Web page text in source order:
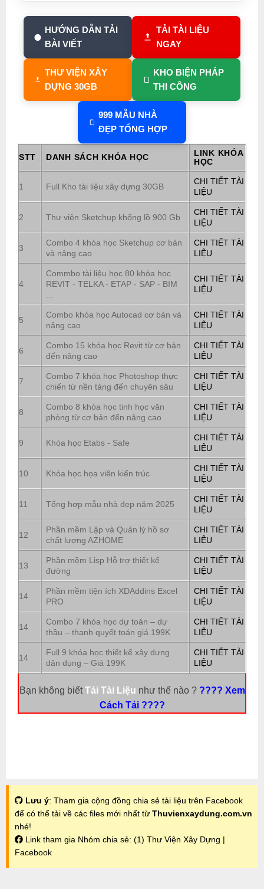
HƯỚNG DẪN TẢI
BÀI VIẾT
TẢI TÀI LIỆU
NGAY
THƯ VIỆN XÂY
DỰNG 30GB
KHO BIỆN PHÁP
THI CÔNG
999 MẪU NHÀ
ĐẸP TỔNG HỢP
STT DANH SÁCH KHÓA HỌC
LINK KHÓA
HỌC
1 Full Kho tài liệu xây dựng 30GB
CHI TIẾT TÀI
LIỆU
2 Thư viện Sketchup khổng lồ 900 Gb
CHI TIẾT TÀI
LIỆU
3
Combo 4 khóa học Sketchup cơ bản
và nâng cao
CHI TIẾT TÀI
LIỆU
4
Commbo tài liệu học 80 khóa học
REVIT - TELKA - ETAP - SAP - BIM
CHI TIẾT TÀI
LIỆU
5
Combo khóa học Autocad cơ bản và
nâng cao
CHI TIẾT TÀI
LIỆU
6
Combo 15 khóa học Revit từ cơ bản
đến nâng cao
CHI TIẾT TÀI
LIỆU
7
Combo 7 khóa học Photoshop thực
chiến từ nền tảng đến chuyên sâu
CHI TIẾT TÀI
LIỆU
8
Combo 8 khóa học tinh học văn
phòng từ cơ bản đến nâng cao
CHI TIẾT TÀI
LIỆU
9 Khóa học Etabs - Safe
CHI TIẾT TÀI
LIỆU
10 Khóa học họa viên kiến trúc
CHI TIẾT TÀI
LIỆU
11 Tổng hợp mẫu nhà đẹp năm 2025
CHI TIẾT TÀI
LIỆU
12
Phần mềm Lập và Quản lý hồ sơ
chất lượng AZHOME
CHI TIẾT TÀI
LIỆU
13
Phần mềm Lisp Hỗ trợ thiết kế
đường
CHI TIẾT TÀI
LIỆU
14
Phần mềm tiện ích XDAddins Excel
PRO
CHI TIẾT TÀI
LIỆU
14
Combo 7 khóa học dự toán – dự
thầu – thanh quyết toán giá 199K
CHI TIẾT TÀI
LIỆU
14
Full 9 khóa học thiết kế xây dựng
dân dụng – Giá 199K
CHI TIẾT TÀI
LIỆU
Bạn không biếtTải Tài Liệu như thế nào ? ???? Xem
Cách Tải ????
Lưu ý: Tham gia cộng đồng chia sẻ tài liệu trên Facebook
để có thể tải về các files mới nhất từ Thuvienxaydung.com.vn
nhé!
Link tham gia Nhóm chia sẻ: (1) Thư Viện Xây Dựng |
Facebook